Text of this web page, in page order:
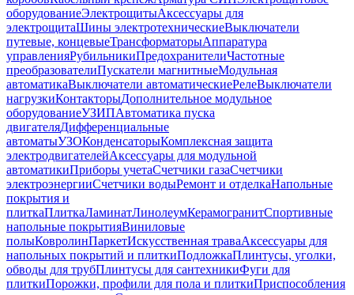
оборудованиеЭлектрощитыАксессуары для
электрощитаШины электротехническиеВыключатели
путевые, концевыеТрансформаторыАппаратура
управленияРубильникиПредохранителиЧастотные
преобразователиПускатели магнитныеМодульная
автоматикаВыключатели автоматическиеРелеВыключатели
нагрузкиКонтакторыДополнительное модульное
оборудованиеУЗИПАвтоматика пуска
двигателяДифференциальные
автоматыУЗОКонденсаторыКомплексная защита
электродвигателейАксессуары для модульной
автоматикиПриборы учетаСчетчики газаСчетчики
электроэнергииСчетчики водыРемонт и отделкаНапольные
покрытия и
плиткаПлиткаЛаминатЛинолеумКерамогранитСпортивные
напольные покрытияВиниловые
полыКовролинПаркетИскусственная траваАксессуары для
напольных покрытий и плиткиПодложкаПлинтусы, уголки,
обводы для трубПлинтусы для сантехникиФуги для
плиткиПорожки, профили для пола и плиткиПриспособления